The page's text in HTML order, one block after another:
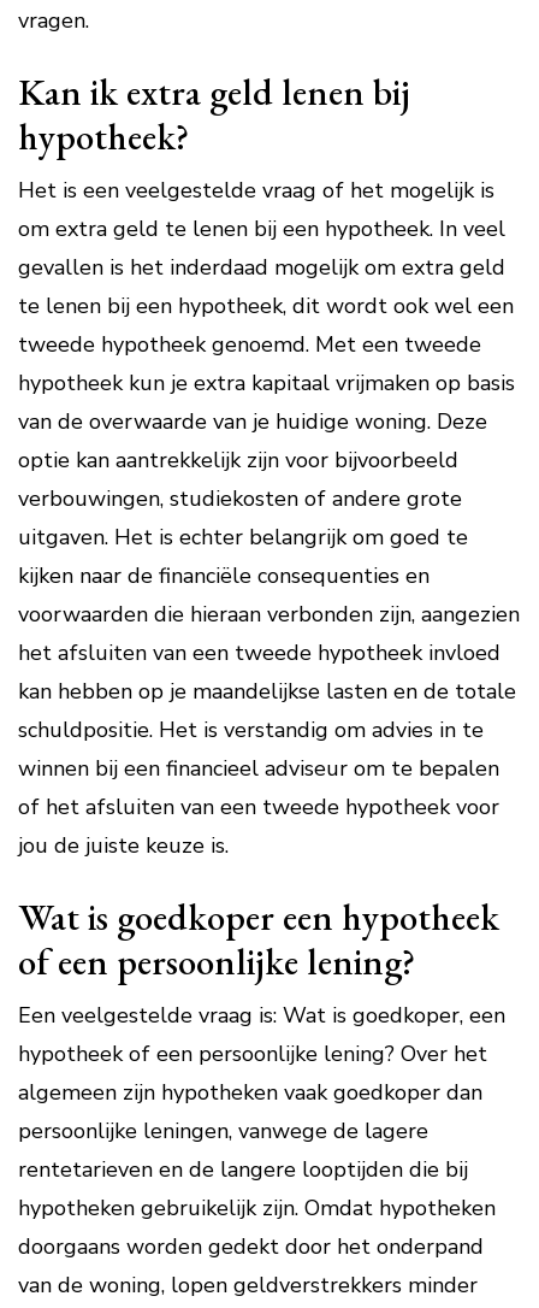
vragen.
Kan ik extra geld lenen bij
hypotheek?
Het is een veelgestelde vraag of het mogelijk is
om extra geld te lenen bij een hypotheek. In veel
gevallen is het inderdaad mogelijk om extra geld
te lenen bij een hypotheek, dit wordt ook wel een
tweede hypotheek genoemd. Met een tweede
hypotheek kun je extra kapitaal vrijmaken op basis
van de overwaarde van je huidige woning. Deze
optie kan aantrekkelijk zijn voor bijvoorbeeld
verbouwingen, studiekosten of andere grote
uitgaven. Het is echter belangrijk om goed te
kijken naar de financiële consequenties en
voorwaarden die hieraan verbonden zijn, aangezien
het afsluiten van een tweede hypotheek invloed
kan hebben op je maandelijkse lasten en de totale
schuldpositie. Het is verstandig om advies in te
winnen bij een financieel adviseur om te bepalen
of het afsluiten van een tweede hypotheek voor
jou de juiste keuze is.
Wat is goedkoper een hypotheek
of een persoonlijke lening?
Een veelgestelde vraag is: Wat is goedkoper, een
hypotheek of een persoonlijke lening? Over het
algemeen zijn hypotheken vaak goedkoper dan
persoonlijke leningen, vanwege de lagere
rentetarieven en de langere looptijden die bij
hypotheken gebruikelijk zijn. Omdat hypotheken
doorgaans worden gedekt door het onderpand
van de woning, lopen geldverstrekkers minder